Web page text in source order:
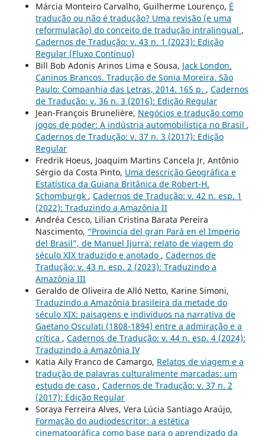
Márcia Monteiro Carvalho, Guilherme Lourenço, É
tradução ou não é tradução? Uma revisão (e uma
reformulação) do conceito de tradução intralingual ,
Cadernos de Tradução: v. 43 n. 1 (2023): Edição
Regular (Fluxo Contínuo)
Bill Bob Adonis Arinos Lima e Sousa, Jack London.
Caninos Brancos. Tradução de Sonia Moreira. São
Paulo: Companhia das Letras, 2014. 165 p. , Cadernos
de Tradução: v. 36 n. 3 (2016): Edição Regular
Jean-François Brunelière, Negócios e tradução como
jogos de poder: A indústria automobilística no Brasil ,
Cadernos de Tradução: v. 37 n. 3 (2017): Edição
Regular
Fredrik Hoeus, Joaquim Martins Cancela Jr, Antônio
Sérgio da Costa Pinto, Uma descrição Geográfica e
Estatística da Guiana Britânica de Robert-H.
Schomburgk , Cadernos de Tradução: v. 42 n. esp. 1
(2022): Traduzindo a Amazônia II
Andréa Cesco, Lilian Cristina Barata Pereira
Nascimento, “Provincia del gran Pará en el Imperio
del Brasil”, de Manuel Ijurra: relato de viagem do
século XIX traduzido e anotado , Cadernos de
Tradução: v. 43 n. esp. 2 (2023): Traduzindo a
Amazônia III
Geraldo de Oliveira de Alló Netto, Karine Simoni,
Traduzindo a Amazônia brasileira da metade do
século XIX: paisagens e indivíduos na narrativa de
Gaetano Osculati (1808-1894) entre a admiração e a
crítica , Cadernos de Tradução: v. 44 n. esp. 4 (2024):
Traduzindo a Amazônia IV
Katia Aily Franco de Camargo, Relatos de viagem e a
tradução de palavras culturalmente marcadas: um
estudo de caso , Cadernos de Tradução: v. 37 n. 2
(2017): Edição Regular
Soraya Ferreira Alves, Vera Lúcia Santiago Araújo,
Formação do audiodescritor: a estética
cinematográfica como base para o aprendizado da